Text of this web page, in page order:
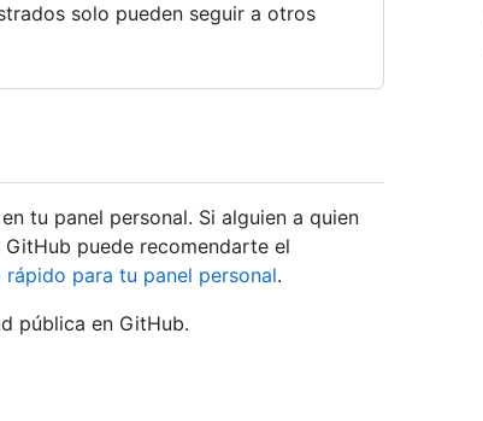
solo pueden seguir a otros
tu panel personal. Si alguien a quien
puede recomendarte el
rápido para tu panel personal.
pública en GitHub.